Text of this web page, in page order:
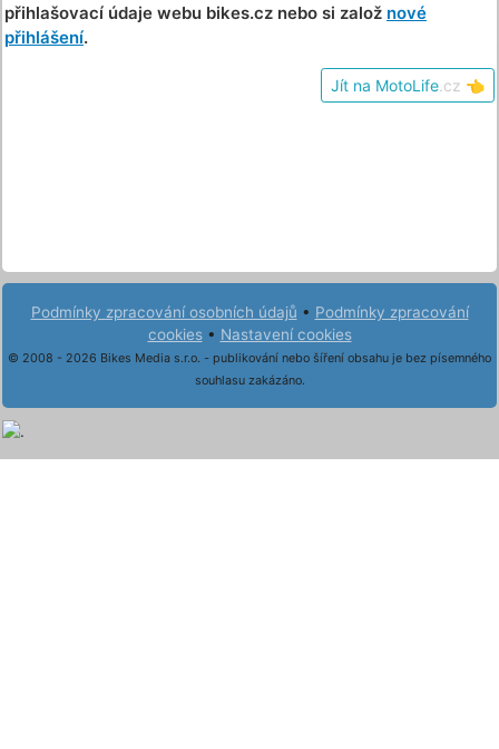
přihlašovací údaje webu bikes.cz nebo si založ nové
přihlášení.
Jít na MotoLife .cz 👈
Podmínky zpracování osobních údajů • Podmínky zpracování
cookies• Nastavení cookies
© 2008 - 2026 Bikes Media s.r.o. - publikování nebo šíření obsahu je bez písemného
souhlasu zakázáno.